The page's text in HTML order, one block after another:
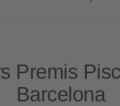
Premis
Barcelona